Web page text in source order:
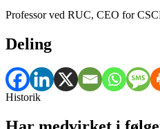
Professor ved RUC, CEO for
Deling
Historik